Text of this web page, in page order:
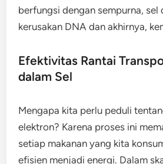
berfungsi dengan sempurna, sel
kerusakan DNA dan akhirnya,
Efektivitas Rantai
dalam Sel
Mengapa kita perlu peduli
elektron? Karena proses ini
setiap makanan yang kita
efisien menjadi energi. Dalam